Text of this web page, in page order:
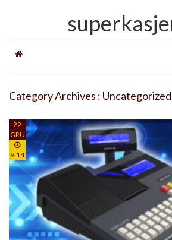
Category Archives : Uncategorized
22
GRU
9:14